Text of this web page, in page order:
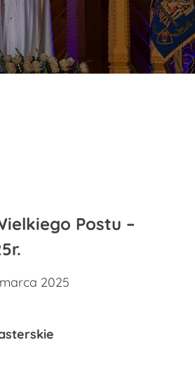
Postu –
2025